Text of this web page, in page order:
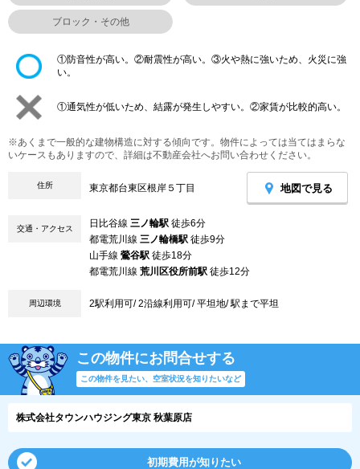
ブロック・その他
①防音性が高い。②耐震性が高い。③火や熱に強いため、火災に強
い。
①通気性が低いため、結露が発生しやすい。②家賃が比較的高い。
※あくまで一般的な建物構造に対する傾向です。物件によっては当てはまらな
いケースもありますので、詳細は不動産会社へお問い合わせください。
住所 東京都台東区根岸５丁目 地図で見る
交通・アクセス 日比谷線 三ノ輪駅 徒歩6分
都電荒川線 三ノ輪橋駅 徒歩9分
山手線 鶯谷駅 徒歩18分
都電荒川線 荒川区役所前駅 徒歩12分
周辺環境 2駅利用可/ 2沿線利用可/ 平坦地/ 駅まで平坦
この物件にお問合せする
この物件を見たい、空室状況を知りたいなど
株式会社タウンハウジング東京 秋葉原店
初期費用が知りたい